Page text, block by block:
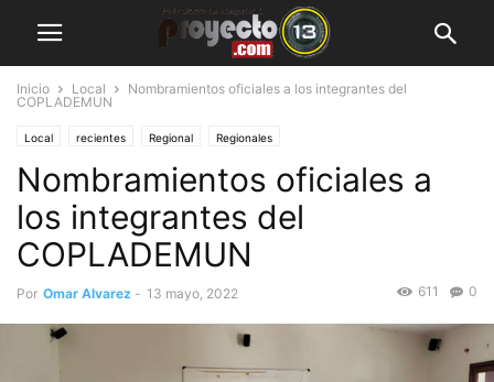
Inicio Local
Nombramientos oficiales a los integrantes del
COPLADEMUN
Local recientes Regional Regionales
Nombramientos oficiales a
los integrantes del
COPLADEMUN
Por Omar Alvarez - 13 mayo, 2022 0
611